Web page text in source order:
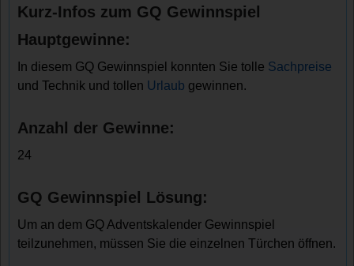
Kurz-Infos zum GQ Gewinnspiel
Hauptgewinne:
In diesem GQ Gewinnspiel konnten Sie tolle Sachpreise
und Technik und tollen Urlaub gewinnen.
Anzahl der Gewinne:
24
GQ Gewinnspiel Lösung:
Um an dem GQ Adventskalender Gewinnspiel
teilzunehmen, müssen Sie die einzelnen Türchen öffnen.